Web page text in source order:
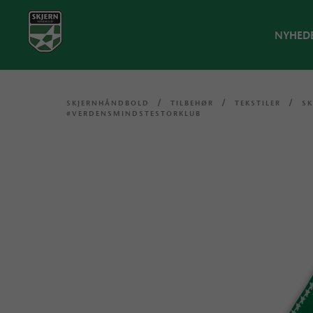
SKJERNHÅNDBOLD /TILBEHØR /TEKSTILER /
#VERDENSMINDSTESTORKLUB